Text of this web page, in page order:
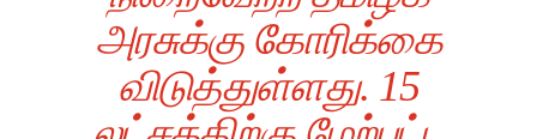
அரசுக்கு கோரிக்கை
விடுத்துள்ளது. 15